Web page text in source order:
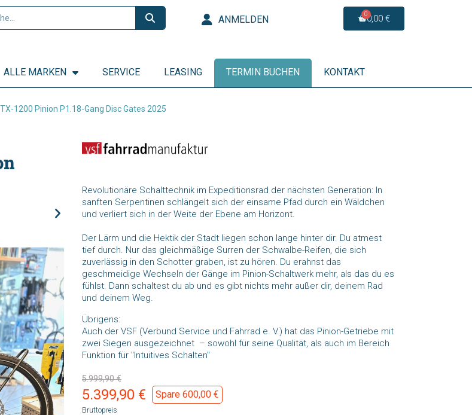
ANMELDEN 0,00 €
ALLE MARKEN SERVICE LEASING TERMIN BUCHEN KONTAKT
1200 Pinion P1.18-Gang Disc Gates 2025
Revolutionäre Schalttechnik im Expeditionsrad der nächsten Generation: In
sanften Serpentinen schlängelt sich der einsame Pfad durch ein Wäldchen
und verliert sich in der Weite der Ebene am Horizont.
Der Lärm und die Hektik der Stadt liegen schon lange hinter dir. Du atmest
tief durch. Nur das gleichmäßige Surren der Schwalbe-Reifen, die sich
zuverlässig in den Schotter graben, ist zu hören. Du erahnst das
geschmeidige Wechseln der Gänge im Pinion-Schaltwerk mehr, als das du es
fühlst. Dann schaltest du ab und es gibt nichts mehr außer dir, deinem Rad
und deinem Weg.
Übrigens:
Auch der VSF (Verbund Service und Fahrrad e. V.) hat das Pinion-Getriebe mit
zwei Siegen ausgezeichnet – sowohl für seine Qualität, als auch im Bereich
Funktion für "Intuitives Schalten"
5.999,90 €
5.399,90 € Spare 600,00 €
Bruttopreis